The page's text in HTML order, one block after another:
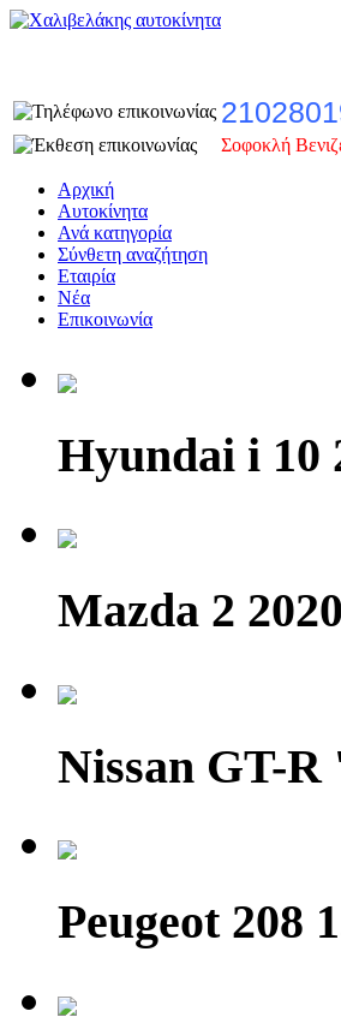
Σοφοκλή
Αρχική
Αυτοκίνητα
Ανά κατηγορία
Σύνθετη αναζήτηση
Εταιρία
Νέα
Επικοινωνία
Hyundai i 10
Mazda 2
Nissan GT-
Peugeot 208